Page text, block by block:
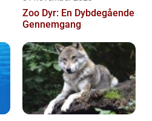
Zoo Dyr: En Dybdegående
Gennemgang